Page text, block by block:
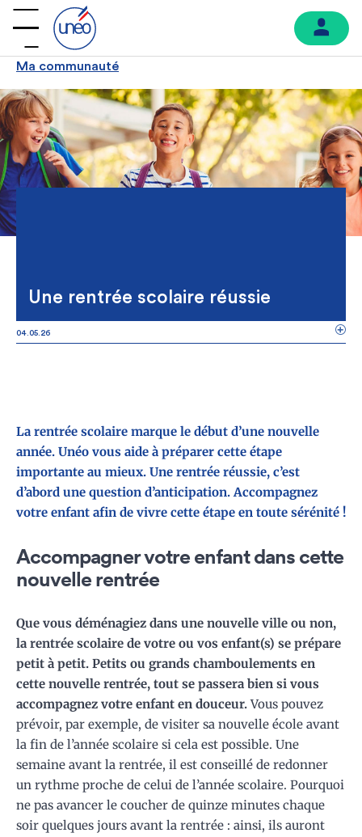
Ma communauté
Une rentrée scolaire réussie
04.05.26
La rentrée scolaire marque le début d’une nouvelle
année. Unéo vous aide à préparer cette étape
importante au mieux. Une rentrée réussie, c’est
d’abord une question d’anticipation. Accompagnez
votre enfant afin de vivre cette étape en toute sérénité !
Accompagner votre enfant dans cette
nouvelle rentrée
Que vous déménagiez dans une nouvelle ville ou non,
la rentrée scolaire de votre ou vos enfant(s) se prépare
petit à petit. Petits ou grands chamboulements en
cette nouvelle rentrée, tout se passera bien si vous
accompagnez votre enfant en douceur.Vous pouvez
prévoir, par exemple, de visiter sa nouvelle école avant
la fin de l’année scolaire si cela est possible. Une
semaine avant la rentrée, il est conseillé de redonner
un rythme proche de celui de l’année scolaire. Pourquoi
ne pas avancer le coucher de quinze minutes chaque
soir quelques jours avant la rentrée : ainsi, ils auront